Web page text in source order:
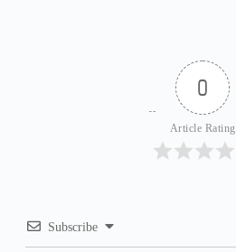
0
Article Rating
Subscribe